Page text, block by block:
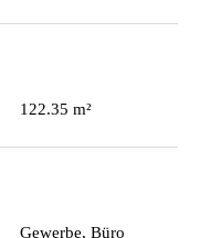
122.35 m²
Gewerbe, Büro